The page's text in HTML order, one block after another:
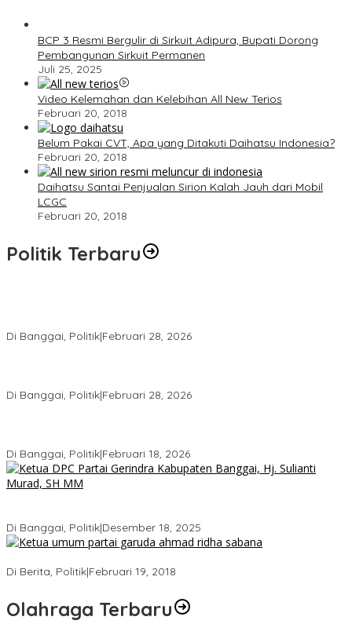
BCP 3 Resmi Bergulir di Sirkuit Adipura, Bupati Dorong
Pembangunan Sirkuit Permanen
Juli 25, 2025
Video Kelemahan dan Kelebihan All New Terios
Februari 20, 2018
Belum Pakai CVT, Apa yang Ditakuti Daihatsu Indonesia?
Februari 20, 2018
Daihatsu Santai Penjualan Sirion Kalah Jauh dari Mobil
LCGC
Februari 20, 2018
Politik Terbaru
Di Banggai, Politik|Februari 28, 2026
Di Banggai, Politik|Februari 28, 2026
Di Banggai, Politik|Februari 18, 2026
Di Banggai, Politik|Desember 18, 2025
Di Berita, Politik|Februari 19, 2018
Olahraga Terbaru